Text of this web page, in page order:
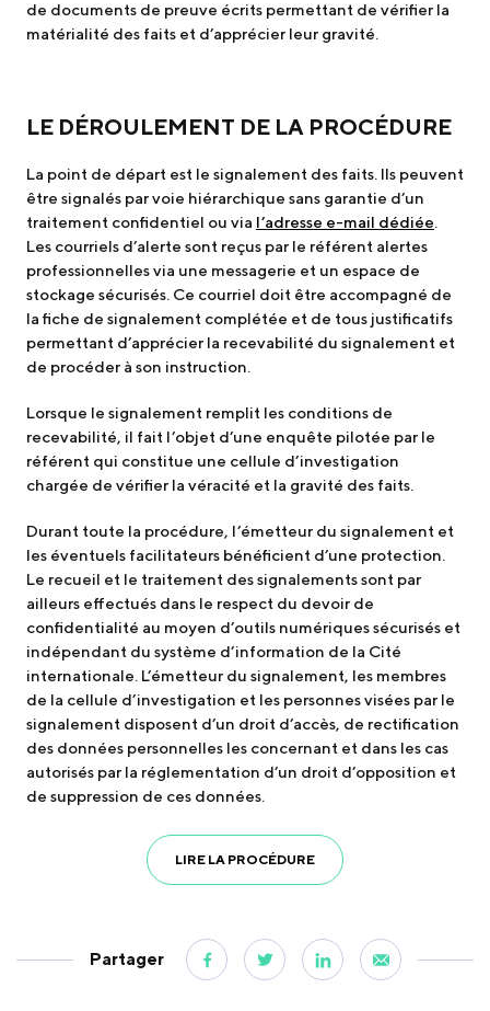
de documents de preuve écrits permettant de vérifier la
matérialité des faits et d’apprécier leur gravité.
LE DÉROULEMENT DE LA PROCÉDURE
La point de départ est le signalement des faits. Ils peuvent
être signalés par voie hiérarchique sans garantie d’un
traitement confidentiel ou via l’adresse e-mail dédiée.
Les courriels d’alerte sont reçus par le référent alertes
professionnelles via une messagerie et un espace de
stockage sécurisés. Ce courriel doit être accompagné de
la fiche de signalement complétée et de tous justificatifs
permettant d’apprécier la recevabilité du signalement et
de procéder à son instruction.
Lorsque le signalement remplit les conditions de
recevabilité, il fait l’objet d’une enquête pilotée par le
référent qui constitue une cellule d’investigation
chargée de vérifier la véracité et la gravité des faits.
Durant toute la procédure, l’émetteur du signalement et
les éventuels facilitateurs bénéficient d’une protection.
Le recueil et le traitement des signalements sont par
ailleurs effectués dans le respect du devoir de
confidentialité au moyen d’outils numériques sécurisés et
indépendant du système d’information de la Cité
internationale. L’émetteur du signalement, les membres
de la cellule d’investigation et les personnes visées par le
signalement disposent d’un droit d’accès, de rectification
des données personnelles les concernant et dans les cas
autorisés par la réglementation d’un droit d’opposition et
de suppression de ces données.
LIRE LA PROCÉDURE
Partager